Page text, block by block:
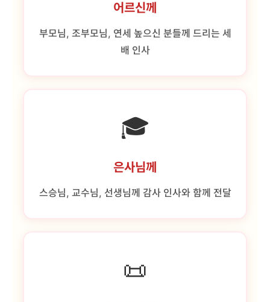
어르신께
부모님, 조부모님, 연세 높으신 분들께 드리는 세
배 인사
🎓
은사님께
스승님, 교수님, 선생님께 감사 인사와 함께 전달
📜